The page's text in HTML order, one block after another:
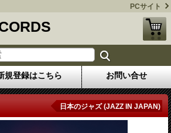
PCサイト
規登録はこちら お問い合せ
日本のジャズ (JAZZ IN JAPAN)